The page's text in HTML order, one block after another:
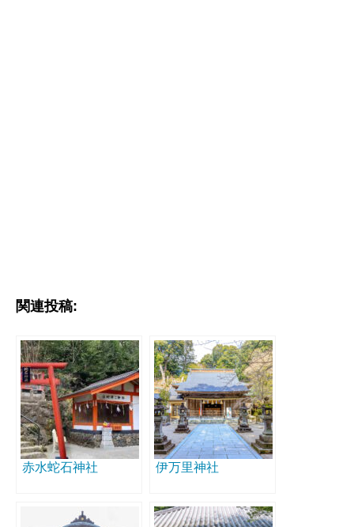
関連投稿:
赤水蛇石神社 伊万里神社